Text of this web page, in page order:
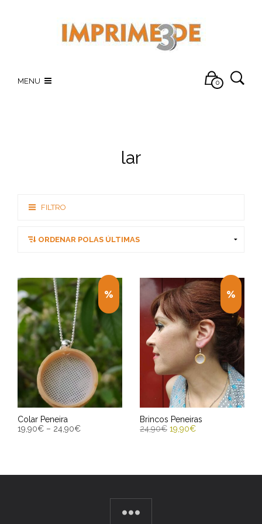
MENU 0
lar
FILTRO
Colar Peneira
19,90€ – 24,90€
Entrega Estimada entre
Brincos Peneiras
24,90€ 19,90€
Entrega Estimada entre